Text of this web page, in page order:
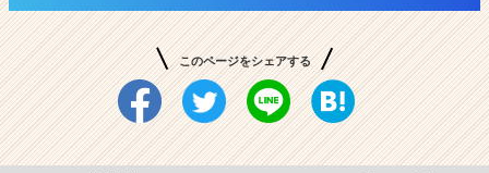
このページをシェアする